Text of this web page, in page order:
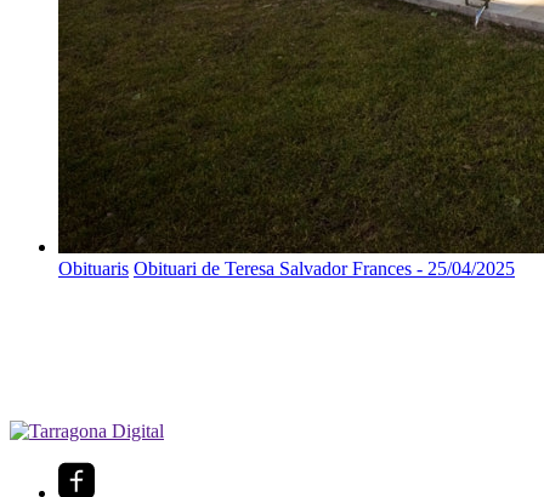
Obituaris Obituari de Teresa Salvador Frances - 25/04/2025